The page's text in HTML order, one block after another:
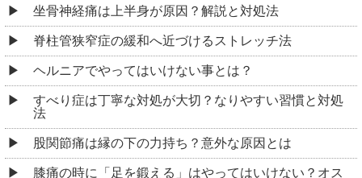
坐骨神経痛は上半身が原因？解説と対処法
脊柱管狭窄症の緩和へ近づけるストレッチ法
ヘルニアでやってはいけない事とは？
すべり症は丁寧な対処が大切？なりやすい習慣と対処
法
股関節痛は縁の下の力持ち？意外な原因とは
膝痛の時に「足を鍛える」はやってはいけない？オス